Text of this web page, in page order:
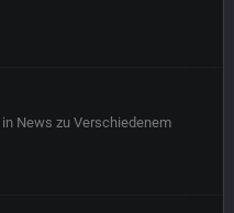
in News zu Verschiedenem